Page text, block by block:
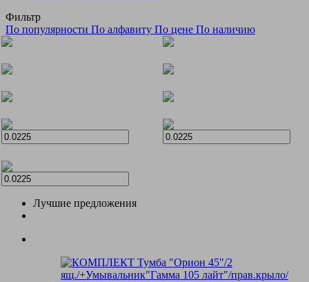
Фильтр
По популярности По алфавиту По цене По наличию
Лучшие предложения